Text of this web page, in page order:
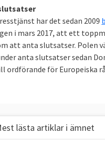
har det sedan 2009
i mars 2017, att ett
att anta slutsatser. Polen
anta slutsatser sedan
ordförande för Europeiska
lästa artiklar i ämnet